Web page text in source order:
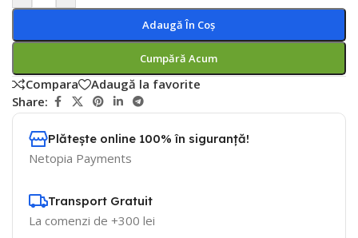
Adaugă În Coș
Cumpără Acum
Compara
Adaugă la favorite
Share:
Plătește online 100% în siguranță!
Netopia Payments
Transport Gratuit
La comenzi de +300 lei